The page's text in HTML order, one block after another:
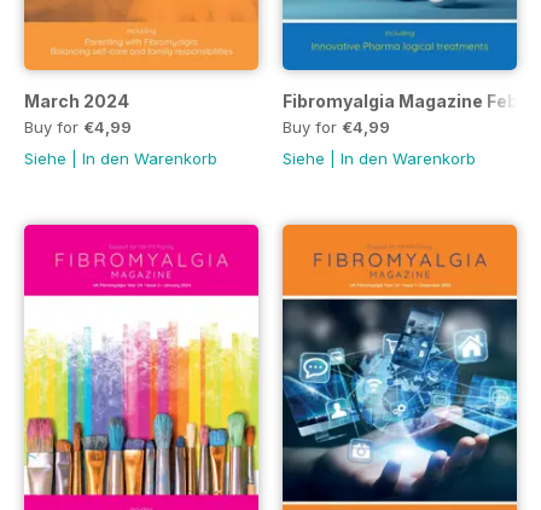
March 2024
Buy for €4,99
Siehe
In den Warenkorb
Fibromyalgia Magazine Feb
Buy for €4,99
Siehe
In den Warenkorb